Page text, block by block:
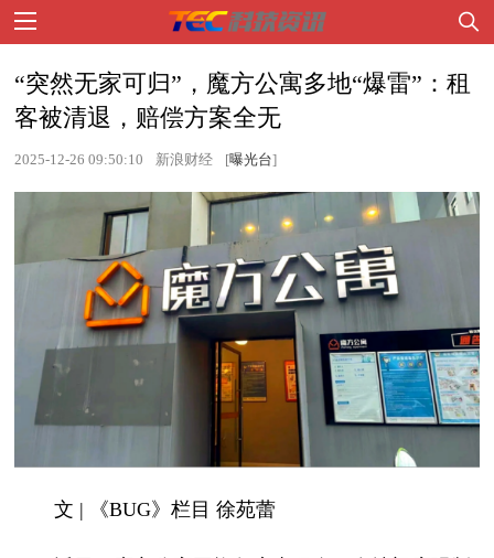
“突然无家可归”，魔方公寓多地“爆雷”：租
客被清退，赔偿方案全无
2025-12-26 09:50:10 新浪财经 [曝光台]
文 | 《BUG》栏目 徐苑蕾